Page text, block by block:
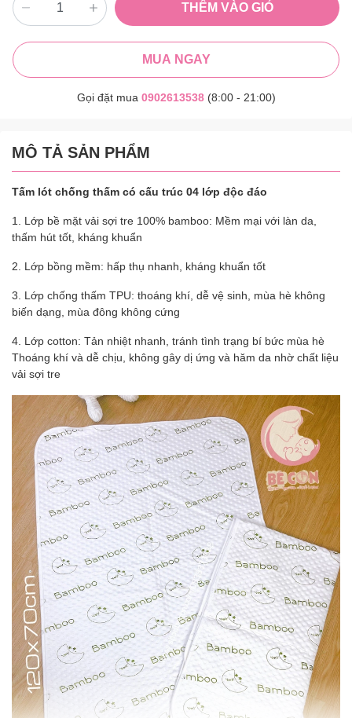
THÊM VÀO GIỎ
MUA NGAY
Gọi đặt mua 0902613538(8:00 - 21:00)
MÔ TẢ SẢN PHẨM
Tấm lót chống thấm có cấu trúc 04 lớp độc đáo
1. Lớp bề mặt vải sợi tre 100% bamboo: Mềm mại với làn da,
thấm hút tốt, kháng khuẩn
2. Lớp bồng mềm: hấp thụ nhanh, kháng khuẩn tốt
3. Lớp chống thấm TPU: thoáng khí, dễ vệ sinh, mùa hè không
biến dạng, mùa đông không cứng
4. Lớp cotton: Tản nhiệt nhanh, tránh tình trạng bí bức mùa hè
Thoáng khí và dễ chịu, không gây dị ứng và hăm da nhờ chất liệu
vải sợi tre